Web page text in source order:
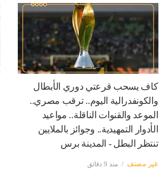
كاف يسحب قرعتي دوري الأبطال
والكونفدرالية اليوم.. ترقب مصري..
الموعد والقنوات الناقلة.. مواعيد
الأدوار التمهيدية.. وجوائز بالملايين
تنتظر البطل - المدينة برس
غير مصنف منذ 9 دقائق